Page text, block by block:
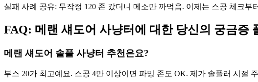
실패 사례 공유: 무작정 120 존 갔더니 메소만 까먹음. 이제는 스공 체크
FAQ: 메랜 섀도어 사냥터에 대한 당신의 궁금증
메랜 섀도어 솔플 사냥터 추천은요?
부스 20가 최고예요. 스공 4만 이상이면 파밍 존도 OK. 제가 솔플러 시절